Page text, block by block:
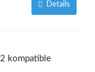
Details
kompatible